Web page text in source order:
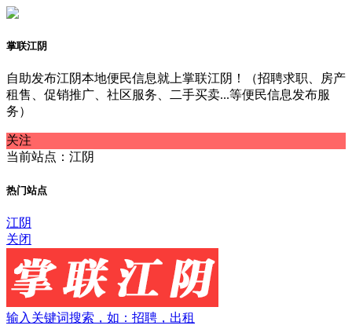
掌联江阴
自助发布江阴本地便民信息就上掌联江阴！（招聘求职、房产
租售、促销推广、社区服务、二手买卖...等便民信息发布服
务）
关注
当前站点：江阴
热门站点
江阴
关闭
输入关键词搜索，如：招聘，出租